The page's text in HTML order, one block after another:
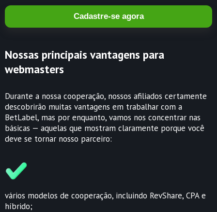
Cadastre-se agora
Nossas principais vantagens para
webmasters
Durante a nossa cooperação, nossos afiliados certamente
descobrirão muitas vantagens em trabalhar com a
BetLabel, mas por enquanto, vamos nos concentrar nas
básicas — aquelas que mostram claramente porque você
deve se tornar nosso parceiro:
vários modelos de cooperação, incluindo RevShare, CPA e
híbrido;